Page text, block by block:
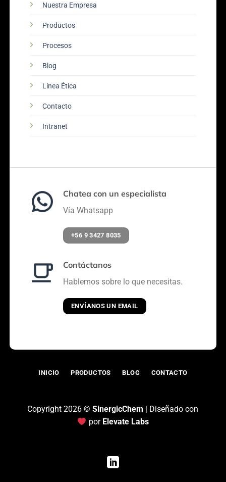
Nuestra Empresa
Productos
Procesos
Blog
Línea Ética
Contacto
Intranet
Chatea con un especialista
Vía Whatsapp
+56 9 3427 8035
Contáctanos
Hablemos sobre lo que necesitas.
ENVÍANOS UN EMAIL
INICIO PRODUCTOS BLOG CONTACTO
Copyright 2026 ©SinergicChem | Diseñado con
por Elevate Labs